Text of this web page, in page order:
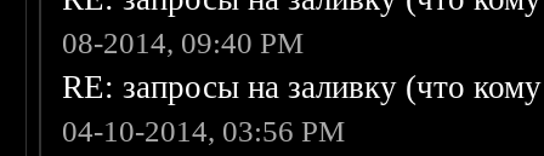
08-2014, 09:40 PM
RE: запросы на заливку (что
04-10-2014, 03:56 PM